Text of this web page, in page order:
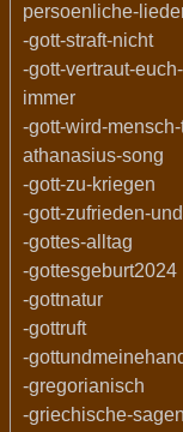
persoenliche-
-gott-straft-nicht
-gott-vertraut-
immer
-gott-wird-
athanasius-song
-gott-zu-kriegen
-gott-zufrieden-
-gottes-alltag
-gottesgeburt2024
-gottnatur
-gottruft
-
-gregorianisch
-griechische-